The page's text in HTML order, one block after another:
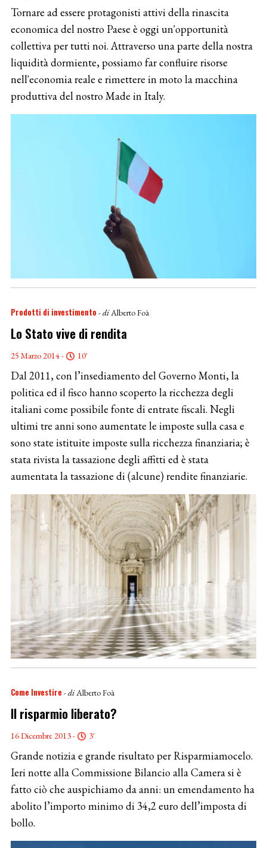
Tornare ad essere protagonisti attivi della rinascita
economica del nostro Paese è oggi un'opportunità
collettiva per tutti noi. Attraverso una parte della nostra
liquidità dormiente, possiamo far confluire risorse
nell'economia reale e rimettere in moto la macchina
produttiva del nostro Made in Italy.
Prodotti di investimento - diAlberto Foà
Lo Stato vive di rendita
25 Marzo 2014 - 10'
Dal 2011, con l’insediamento del Governo Monti, la
politica ed il fisco hanno scoperto la ricchezza degli
italiani come possibile fonte di entrate fiscali. Negli
ultimi tre anni sono aumentate le imposte sulla casa e
sono state istituite imposte sulla ricchezza finanziaria; è
stata rivista la tassazione degli affitti ed è stata
aumentata la tassazione di (alcune) rendite finanziarie.
Come Investire - diAlberto Foà
Il risparmio liberato?
16 Dicembre 2013 - 3'
Grande notizia e grande risultato per Risparmiamocelo.
Ieri notte alla Commissione Bilancio alla Camera si è
fatto ciò che auspichiamo da anni: un emendamento ha
abolito l’importo minimo di 34,2 euro dell’imposta di
bollo.